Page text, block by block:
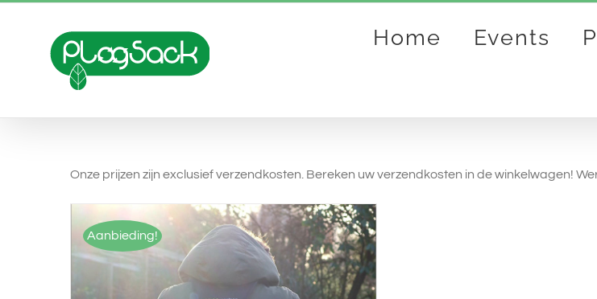
Home Events
Onze prijzen zijn exclusief verzendkosten. Bereken uw verzendkosten in de winkelwagen!
Aanbieding!